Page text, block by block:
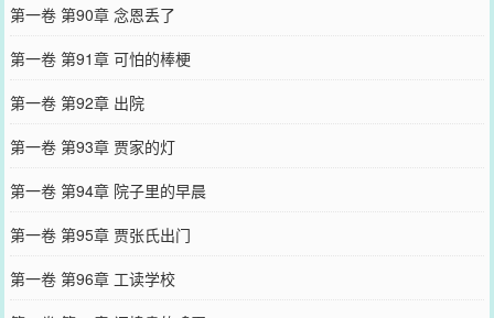
第一卷 第90章 念恩丢了
第一卷 第91章 可怕的棒梗
第一卷 第92章 出院
第一卷 第93章 贾家的灯
第一卷 第94章 院子里的早晨
第一卷 第95章 贾张氏出门
第一卷 第96章 工读学校